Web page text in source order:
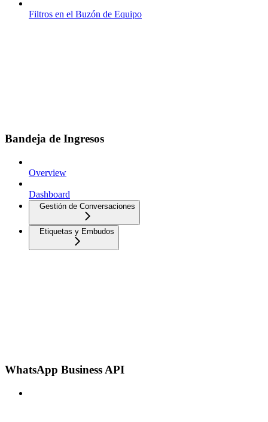
Filtros en el Buzón de Equipo
Bandeja de Ingresos
Overview
Dashboard
Gestión de Conversaciones
Etiquetas y Embudos
WhatsApp Business API